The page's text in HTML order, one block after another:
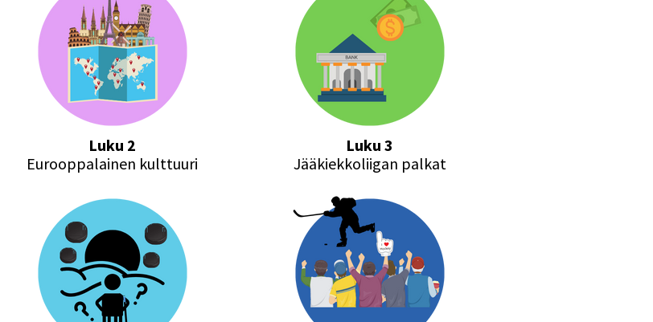
Luku 2
Eurooppalainen kulttuuri
Luku 3
Jääkiekkoliigan palkat